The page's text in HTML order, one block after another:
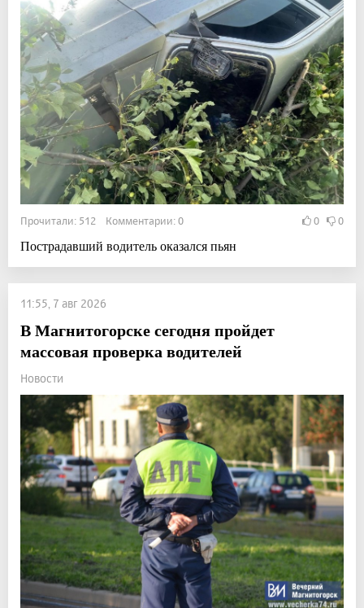
Прочитали: 512 Комментарии: 0 0 0
Пострадавший водитель оказался пьян
11:55, 7 авг 2026
В Магнитогорске сегодня пройдет
массовая проверка водителей
Новости